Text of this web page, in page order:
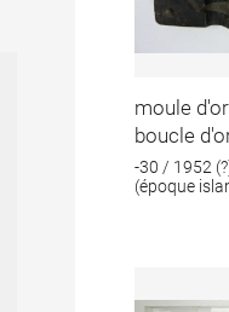
moule
boucle
-30 / 1952
(époque